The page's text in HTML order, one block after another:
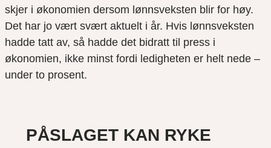
skjer i økonomien dersom lønnsveksten blir for høy.
Det har jo vært svært aktuelt i år. Hvis lønnsveksten
hadde tatt av, så hadde det bidratt til press i
økonomien, ikke minst fordi ledigheten er helt nede –
under to prosent.
PÅSLAGET KAN RYKE